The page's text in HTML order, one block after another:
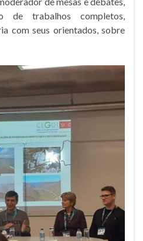
de trabalhos completos,
com seus orientados, sobre